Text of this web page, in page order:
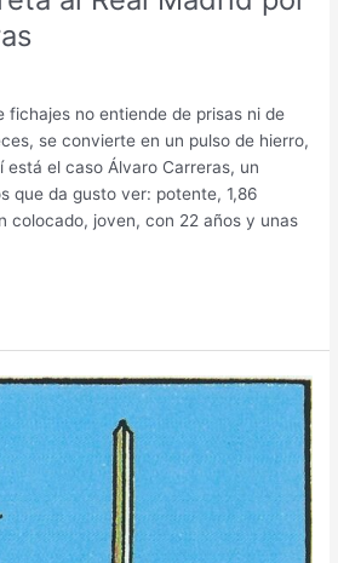
fichajes no entiende de prisas ni de
se convierte en un pulso de hierro,
está el caso Álvaro Carreras, un
que da gusto ver: potente, 1,86
colocado, joven, con 22 años y unas